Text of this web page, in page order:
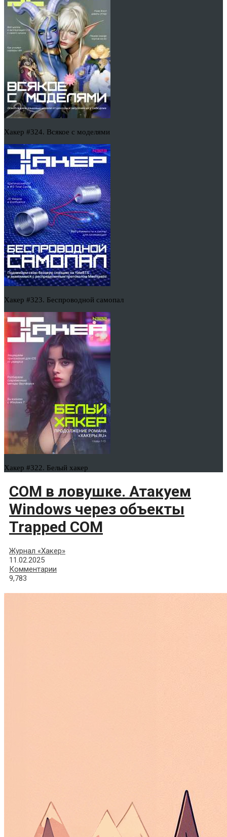
Хакер #324. Всякое с моделями
Хакер #323. Беспроводной самопал
Хакер #322. Белый хакер
COM в ловушке. Атакуем
Windows через объекты
Trapped COM
Журнал «Хакер»
11.02.2025
Комментарии
9,783